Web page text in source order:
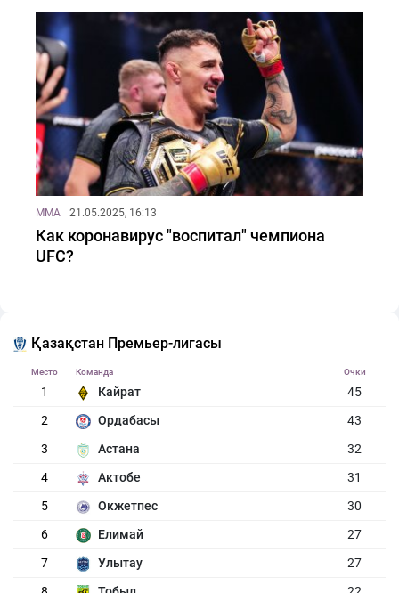
MMA 21.05.2025, 16:13
Как коронавирус "воспитал" чемпиона
UFC?
Қазақстан Премьер-лигасы
Место Команда Очки
1 Кайрат
45
2
Ордабасы
43
3
Астана
32
4
Актобе
31
5
Окжетпес
30
6
Елимай
27
7
Улытау
27